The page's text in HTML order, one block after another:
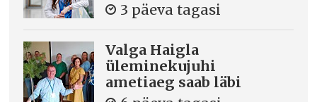
3 päeva tagasi
Valga Haigla
üleminekujuhi
ametiaeg saab läbi